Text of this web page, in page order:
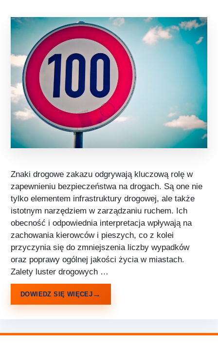
Znaki drogowe zakazu odgrywają kluczową rolę w
zapewnieniu bezpieczeństwa na drogach. Są one nie
tylko elementem infrastruktury drogowej, ale także
istotnym narzędziem w zarządzaniu ruchem. Ich
obecność i odpowiednia interpretacja wpływają na
zachowania kierowców i pieszych, co z kolei
przyczynia się do zmniejszenia liczby wypadków
oraz poprawy ogólnej jakości życia w miastach.
Zalety luster drogowych …
DOWIEDZ SIĘ WIĘCEJ